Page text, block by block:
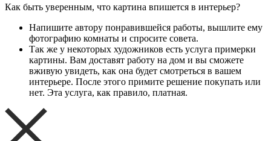
Как быть уверенным, что картина впишется в интерьер?
Напишите автору понравившейся работы, вышлите ему
фотографию комнаты и спросите совета.
Так же у некоторых художников есть услуга примерки
картины. Вам доставят работу на дом и вы сможете
вживую увидеть, как она будет смотреться в вашем
интерьере. После этого примите решение покупать или
нет. Эта услуга, как правило, платная.